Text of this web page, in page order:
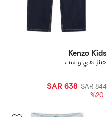
Kenzo Kids
جينز هاي ويست
SAR 844
SAR 638
-%20